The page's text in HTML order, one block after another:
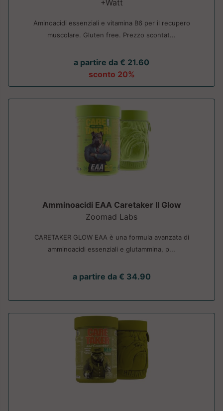
+Watt
Aminoacidi essenziali e vitamina B6 per il recupero
muscolare. Gluten free. Prezzo scontat...
a partire da € 21.60
sconto 20%
Amminoacidi EAA Caretaker II Glow
Zoomad Labs
CARETAKER GLOW EAA è una formula avanzata di
amminoacidi essenziali e glutammina, p...
a partire da € 34.90